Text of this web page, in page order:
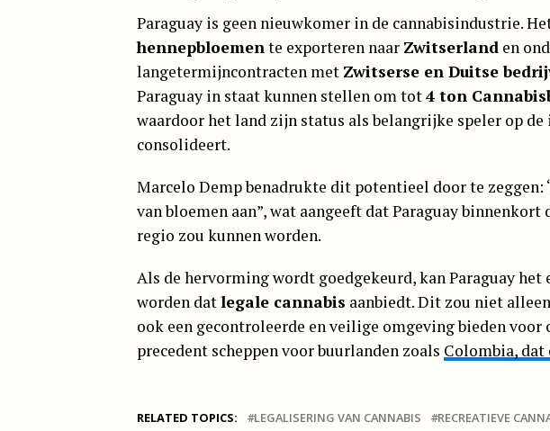
Paraguay is geen nieuwkomer in de cannabisindustrie.
hennepbloemen te exporteren naar Zwitserland en
langetermijncontracten met Zwitserse en Duitse
Paraguay in staat kunnen stellen om tot4 ton
waardoor het land zijn status als belangrijke speler op
consolideert.
Marcelo Demp benadrukte dit potentieel door te
van bloemen aan”, wat aangeeft dat Paraguay binnenkort
regio zou kunnen worden.
Als de hervorming wordt goedgekeurd, kan Paraguay het
worden datlegale cannabis aanbiedt. Dit zou niet
ook een gecontroleerde en veilige omgeving bieden voor
precedent scheppen voor buurlanden zoals Colombia,
RELATED TOPICS: LEGALISERING VAN CANNABIS RECREATIEVE